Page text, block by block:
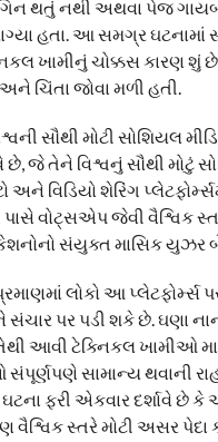
થતું નથી અથવા પેજ ગાયબ
હતા. આ સમગ્ર
ખામીનું ચોક્કસ કારણ શું
ચિંતા જોવા મળી હતી.
સૌથી મોટી
છે, જે તેને વિશ્વનું સૌથી મોટું
અને વિડિયો શેરિંગ
પાસે વોટ્સએપ જેવી વૈશ્વિક
સંયુક્ત માસિક
લોકો આ પ્લેટફોર્મ્સ
પર પડી શકે છે. ઘણા
તેથી આવી ટેક્નિકલ ખામીઓ
સામાન્ય થવાની
ફરી એકવાર દર્શાવે છે
વૈશ્વિક સ્તરે મોટી અસર પેદા